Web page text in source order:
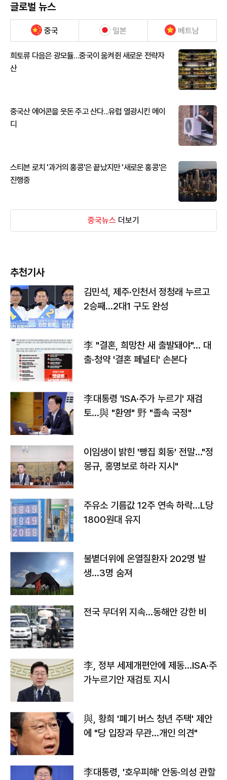
글로벌 뉴스
중국 일본 베트남
희토류 다음은 광모듈…중국이 움켜쥔 새로운 전략자
산
중국산 에어콘을 웃돈 주고 산다...유럽 열광시킨 메이
디
스티븐 로치 '과거의 홍콩'은 끝났지만 '새로운 홍콩'은
진행중
중국뉴스 더보기
추천기사
김민석, 제주·인천서 정청래 누르고
2승째…2대1 구도 완성
李 "결혼, 희망찬 새 출발돼야"… 대
출·청약 '결혼 페널티' 손본다
李대통령 'ISA·주가 누르기' 재검
토…與 "환영" 野 "졸속 국정"
이임생이 밝힌 '빵집 회동' 전말…"정
몽규, 홍명보로 하라 지시"
주유소 기름값 12주 연속 하락…L당
1800원대 유지
불볕더위에 온열질환자 202명 발
생…3명 숨져
전국 무더위 지속…동해안 강한 비
李, 정부 세제개편안에 제동…ISA·주
가누르기안 재검토 지시
與, 황희 '폐기 버스 청년 주택' 제안
에 "당 입장과 무관…개인 의견"
李대통령, '호우피해' 안동·의성 관할